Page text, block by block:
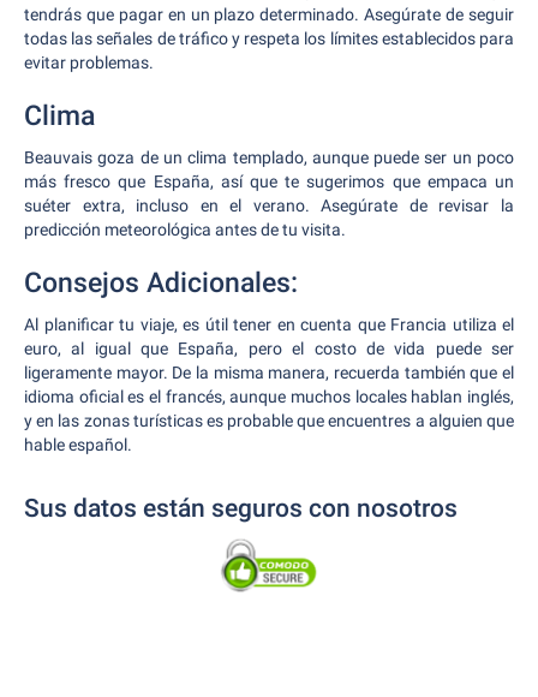
tendrás que pagar en un plazo determinado. Asegúrate de seguir
todas las señales de tráfico y respeta los límites establecidos para
evitar problemas.
Clima
Beauvais goza de un clima templado, aunque puede ser un poco
más fresco que España, así que te sugerimos que empaca un
suéter extra, incluso en el verano. Asegúrate de revisar la
predicción meteorológica antes de tu visita.
Consejos Adicionales:
Al planificar tu viaje, es útil tener en cuenta que Francia utiliza el
euro, al igual que España, pero el costo de vida puede ser
ligeramente mayor. De la misma manera, recuerda también que el
idioma oficial es el francés, aunque muchos locales hablan inglés,
y en las zonas turísticas es probable que encuentres a alguien que
hable español.
Sus datos están seguros con nosotros